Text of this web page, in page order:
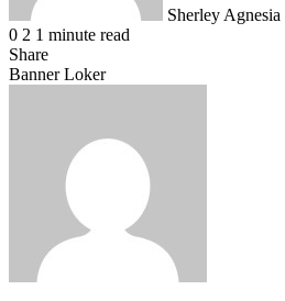
Sherley Agnesia
0 2 1 minute read
Share
Facebook
X
LinkedIn
WhatsApp
Share
Banner Loker